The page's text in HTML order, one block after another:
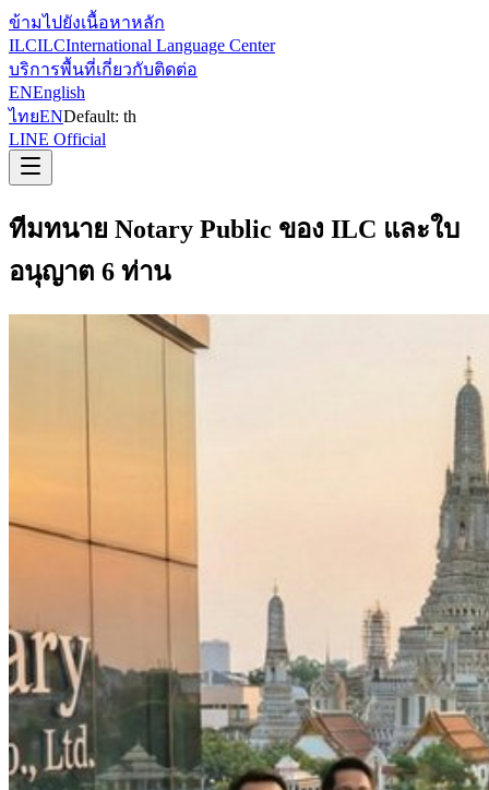
ข้ามไปยังเนื้อหาหลัก
ILCILCInternational Language Center
บริการพื้นที่เกี่ยวกับติดต่อ
ENEnglish
ไทยENDefault: th
LINE Official
ทีมทนาย Notary Public ของ ILC และใบ
อนุญาต 6 ท่าน